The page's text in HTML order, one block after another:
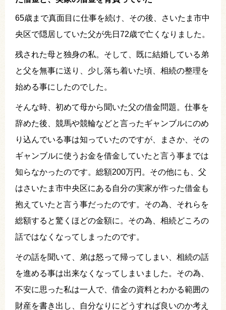
65歳まで真面目に仕事を続け、その後、さいたま市中
央区で隠居していた父が先日72歳で亡くなりました。
残された母と独身の私。そして、既に結婚している弟
と父を無事に送り、少し落ち着いた頃、相続の整理を
始める事にしたのでした。
そんな時、初めて母から聞いた父の借金問題。仕事を
辞めた後、競馬や競輪などと言ったギャンブルにのめ
り込んでいる事は知っていたのですが、まさか、その
ギャンブルに使うお金を借金していたと言う事までは
知らなかったのです。総額200万円。その他にも、父
はさいたま市中央区にある自分の実家が作った借金も
抱えていたと言う事だったのです。その為、それらを
総額すると驚くほどの金額に。その為、相続どころの
話ではなくなってしまったのです。
その話を聞いて、弟は怒って帰ってしまい、相続の話
を進める事は出来なくなってしまいました。その為、
不安に思った私は一人で、借金の資料とわかる範囲の
財産を書き出し、自分なりにどうすれば良いのか考え